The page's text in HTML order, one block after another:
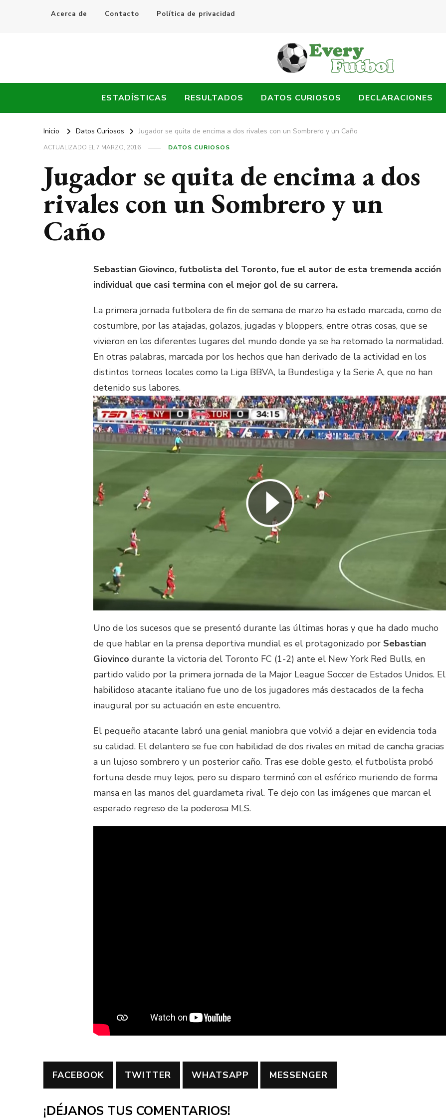
Acerca de Contacto Política de privacidad
Every Fútbol
ESTADÍSTICAS RESULTADOS DATOS CURIOSOS DECLARACIONES
Inicio Datos Curiosos Jugador se quita de encima a dos rivales con un Sombrero y un Caño
ACTUALIZADO EL7 MARZO, 2016 DATOS CURIOSOS
Jugador se quita de encima a dos
rivales con un Sombrero y un
Caño
Sebastian Giovinco, futbolista del Toronto, fue el autor de esta tremenda acción
individual que casi termina con el mejor gol de su carrera.
La primera jornada futbolera de fin de semana de marzo ha estado marcada, como de
costumbre, por las atajadas, golazos, jugadas y bloppers, entre otras cosas, que se
vivieron en los diferentes lugares del mundo donde ya se ha retomado la normalidad.
En otras palabras, marcada por los hechos que han derivado de la actividad en los
distintos torneos locales como la Liga BBVA, la Bundesliga y la Serie A, que no han
detenido sus labores.
Uno de los sucesos que se presentó durante las últimas horas y que ha dado mucho
de que hablar en la prensa deportiva mundial es el protagonizado por Sebastian
Giovinco durante la victoria del Toronto FC (1-2) ante el New York Red Bulls, en
partido valido por la primera jornada de la Major League Soccer de Estados Unidos. El
habilidoso atacante italiano fue uno de los jugadores más destacados de la fecha
inaugural por su actuación en este encuentro.
El pequeño atacante labró una genial maniobra que volvió a dejar en evidencia toda
su calidad. El delantero se fue con habilidad de dos rivales en mitad de cancha gracias
a un lujoso sombrero y un posterior caño. Tras ese doble gesto, el futbolista probó
fortuna desde muy lejos, pero su disparo terminó con el esférico muriendo de forma
mansa en las manos del guardameta rival. Te dejo con las imágenes que marcan el
esperado regreso de la poderosa MLS.
FACEBOOK TWITTER WHATSAPP MESSENGER
¡DÉJANOS TUS COMENTARIOS!